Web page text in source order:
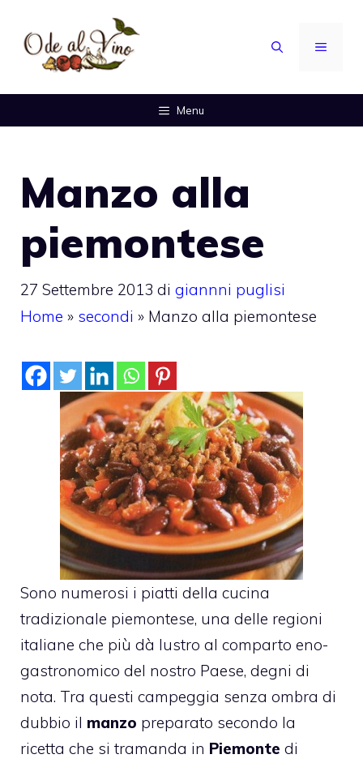
contenuto
MENU
Menu
Manzo alla
piemontese
27 Settembre 2013 di giannni puglisi
Home » secondi » Manzo alla piemontese
Sono numerosi i piatti della cucina
tradizionale piemontese, una delle regioni
italiane che più dà lustro al comparto eno-
gastronomico del nostro Paese, degni di
nota. Tra questi campeggia senza ombra di
dubbio il manzo preparato secondo la
ricetta che si tramanda in Piemonte di